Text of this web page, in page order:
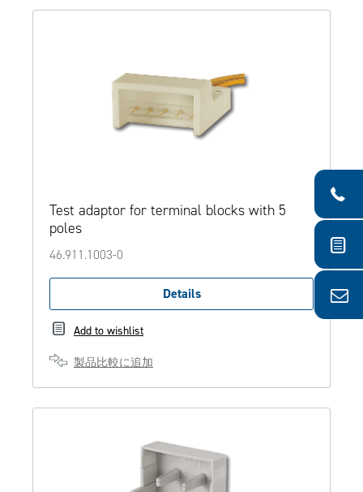
Test adaptor for terminal blocks with 5
poles
46.911.1003-0
Details
Add to wishlist
製品比較に追加